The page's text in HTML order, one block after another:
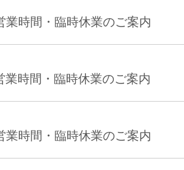
時間・臨時休業のご案内
時間・臨時休業のご案内
時間・臨時休業のご案内